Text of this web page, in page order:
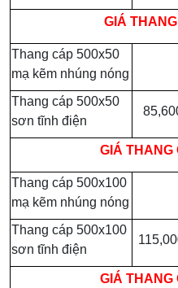
GIÁ
Thang cáp 500x50
mạ kẽm nhúng nóng
Thang cáp 500x50
sơn tĩnh điện
GIÁ THANG
Thang cáp 500x100
mạ kẽm nhúng nóng
Thang cáp 500x100
sơn tĩnh điện
GIÁ THANG